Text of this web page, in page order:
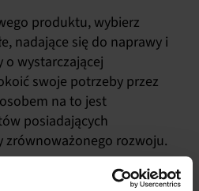
produktu, wybierz
nadające się do naprawy i
wystarczającej
swoje potrzeby przez
na to jest
posiadających
zrównoważonego rozwoju.
już